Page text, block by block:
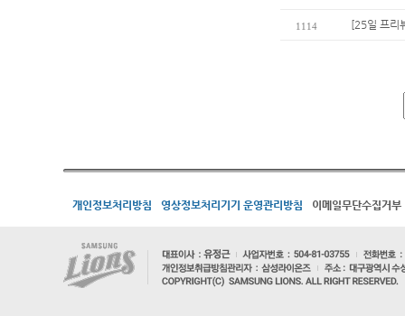
1114 [25일 프리
개인정보처리방침 영상정보처리기기 운영관리방침 이메일무단수집거부